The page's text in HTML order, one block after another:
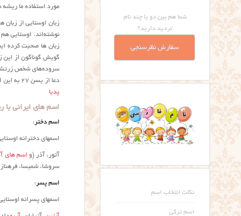
مورد استفاده ما ریشه
زبان اوستایی از
نوشته‌اند. اوستایی
زبان ها صحبت کرده
گویش گوناگون از این
دعا از یسن ۲۷ به این لهجه است. لهجهٔ پسین‌تر لهجهٔ سایر قسمت‌های اوستای امروزی است. برگرفته از
پدیا
اسم های ایرانی با
اسم دختر:
اسمهای دخترانه
آتور، آذر (و اسم های
سروشا، شمیسا،
اسم پسر:
اسمهای پسرانه
شما هم بین دو یا چند نام
تردید دارید؟
سفارش نظرسنجی
نکات انتخاب اسم
اسم ترکی